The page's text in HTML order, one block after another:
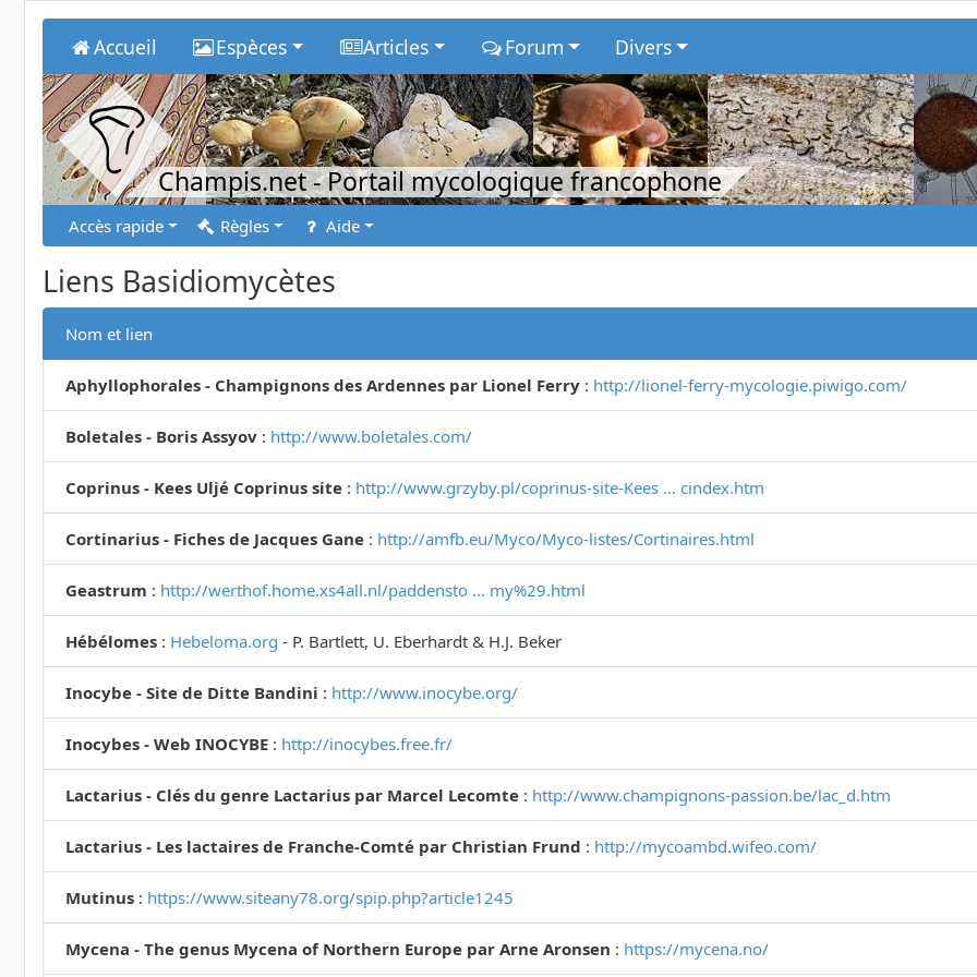
Accueil Espèces Articles Forum Divers
Champis.net- Portail mycologique francophone
Accès rapide Règles Aide
Liens Basidiomycètes
Nom et lien
Aphyllophorales - Champignons des Ardennes par Lionel Ferry : http://lionel-ferry-mycologie.piwigo.com/
Boletales - Boris Assyov : http://www.boletales.com/
Coprinus - Kees Uljé Coprinus site : http://www.grzyby.pl/coprinus-site-Kees ... cindex.htm
Cortinarius - Fiches de Jacques Gane : http://amfb.eu/Myco/Myco-listes/Cortinaires.html
Geastrum : http://werthof.home.xs4all.nl/paddensto ... my%29.html
Hébélomes : Hebeloma.org - P. Bartlett, U. Eberhardt & H.J. Beker
Inocybe - Site de Ditte Bandini : http://www.inocybe.org/
Inocybes - Web INOCYBE : http://inocybes.free.fr/
Lactarius - Clés du genre Lactarius par Marcel Lecomte : http://www.champignons-passion.be/lac_d.htm
Lactarius - Les lactaires de Franche-Comté par Christian Frund : http://mycoambd.wifeo.com/
Mutinus : https://www.siteany78.org/spip.php?article1245
Mycena - The genus Mycena of Northern Europe par Arne Aronsen : https://mycena.no/